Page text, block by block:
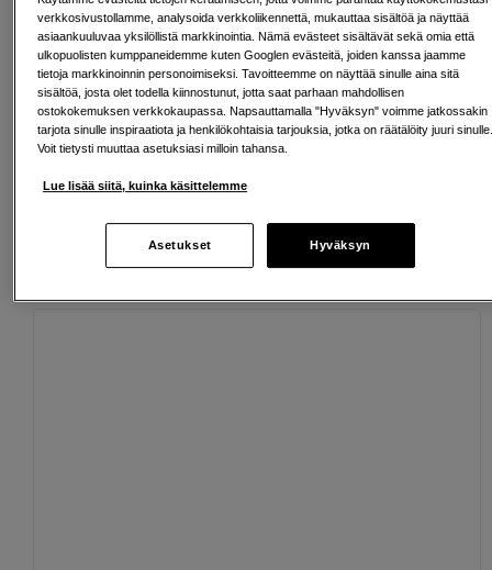
Ilmainen toimitus yli 200 EUR ostoksille
Osta nyt ja maksa myöhemmin
Sopivat lisävarusteet Näytä lisää
verkkosivustollamme, analysoida verkkoliikennettä, mukauttaa sisältöä ja näyttää
asiaankuuluvaa yksilöllistä markkinointia. Nämä evästeet sisältävät sekä omia että
ulkopuolisten kumppaneidemme kuten Googlen evästeitä, joiden kanssa jaamme
tietoja markkinoinnin personoimiseksi. Tavoitteemme on näyttää sinulle aina sitä
sisältöä, josta olet todella kiinnostunut, jotta saat parhaan mahdollisen
ostokokemuksen verkkokaupassa. Napsauttamalla "Hyväksyn" voimme jatkossakin
tarjota sinulle inspiraatiota ja henkilökohtaisia tarjouksia, jotka on räätälöity juuri
Voit tietysti muuttaa asetuksiasi milloin tahansa.
Lue lisää siitä, kuinka käsittelemme
Asetukset Hyväksyn